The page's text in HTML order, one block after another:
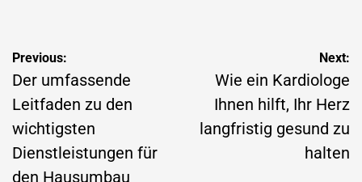
Post
navigation
Previous:
Der umfassende
Leitfaden zu den
wichtigsten
Dienstleistungen für
den Hausumbau
Next:
Wie ein Kardiologe
Ihnen hilft, Ihr Herz
langfristig gesund zu
halten